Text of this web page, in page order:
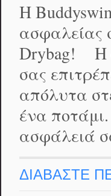
Η
ασφαλείας
Drybag! Η
σας
απόλυτα
ένα
ασφάλειά
ΔΙΑΒΑΣΤΕ